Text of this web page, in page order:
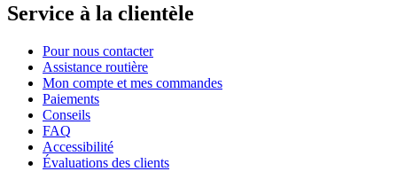
Service à la clientèle
Pour nous contacter
Assistance routière
Mon compte et mes commandes
Paiements
Conseils
FAQ
Accessibilité
Évaluations des clients